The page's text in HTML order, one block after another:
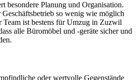
besondere Planung und Organisation.
so wenig wie möglich
ist bestens für Umzug in Zuzwil
alle Büromöbel und -geräte sicher und
oder wertvolle Gegenstände